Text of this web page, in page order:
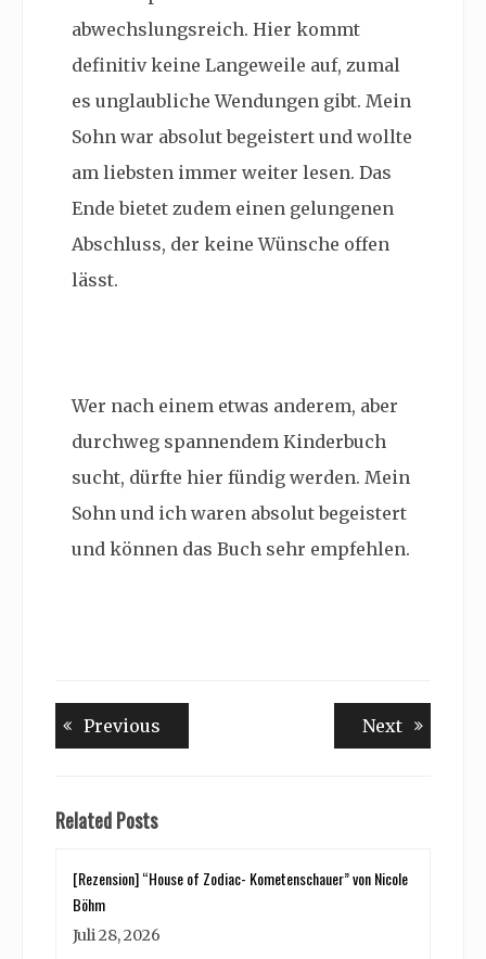
abwechslungsreich. Hier kommt
definitiv keine Langeweile auf, zumal
es unglaubliche Wendungen gibt. Mein
Sohn war absolut begeistert und wollte
am liebsten immer weiter lesen. Das
Ende bietet zudem einen gelungenen
Abschluss, der keine Wünsche offen
lässt.
Wer nach einem etwas anderem, aber
durchweg spannendem Kinderbuch
sucht, dürfte hier fündig werden. Mein
Sohn und ich waren absolut begeistert
und können das Buch sehr empfehlen.
Beitragsnavigation
Previous NextNext
Related Posts
[Rezension] “House of Zodiac- Kometenschauer” von Nicole
Böhm
Juli 28, 2026